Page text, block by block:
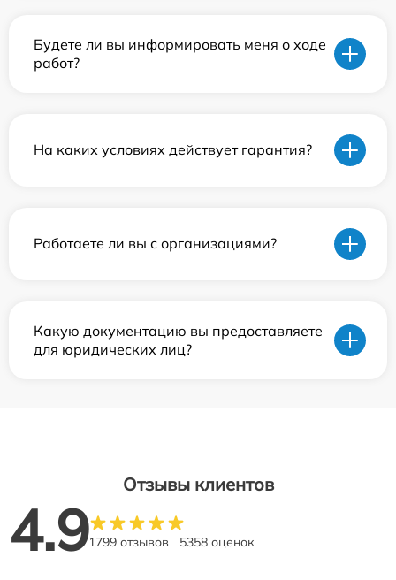
Будете ли вы информировать меня о ходе
работ?
На каких условиях действует гарантия?
Работаете ли вы с организациями?
Какую документацию вы предоставляете
для юридических лиц?
Отзывы клиентов
4.91799 отзывов 5358 оценок